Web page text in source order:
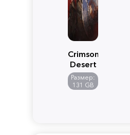
Crimson
Desert
Размер:
131 GB